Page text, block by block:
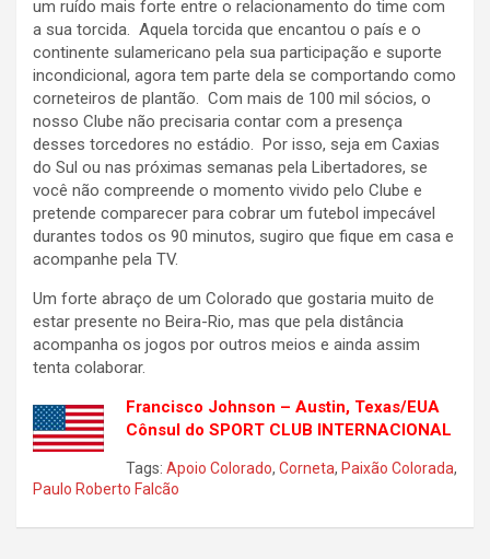
um ruído mais forte entre o relacionamento do time com
a sua torcida. Aquela torcida que encantou o país e o
continente sulamericano pela sua participação e suporte
incondicional, agora tem parte dela se comportando como
corneteiros de plantão. Com mais de 100 mil sócios, o
nosso Clube não precisaria contar com a presença
desses torcedores no estádio. Por isso, seja em Caxias
do Sul ou nas próximas semanas pela Libertadores, se
você não compreende o momento vivido pelo Clube e
pretende comparecer para cobrar um futebol impecável
durantes todos os 90 minutos, sugiro que fique em casa e
acompanhe pela TV.
Um forte abraço de um Colorado que gostaria muito de
estar presente no Beira-Rio, mas que pela distância
acompanha os jogos por outros meios e ainda assim
tenta colaborar.
Francisco Johnson – Austin, Texas/EUA
Cônsul do SPORT CLUB INTERNACIONAL
Tags: Apoio Colorado, Corneta, Paixão Colorada,
Paulo Roberto Falcão